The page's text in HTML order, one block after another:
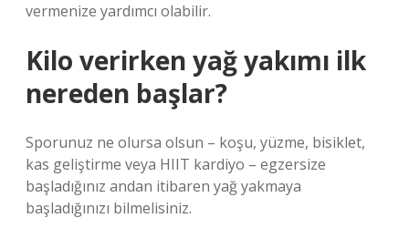
vermenize yardımcı olabilir.
Kilo verirken yağ yakımı ilk
nereden başlar?
Sporunuz ne olursa olsun – koşu, yüzme, bisiklet,
kas geliştirme veya HIIT kardiyo – egzersize
başladığınız andan itibaren yağ yakmaya
başladığınızı bilmelisiniz.